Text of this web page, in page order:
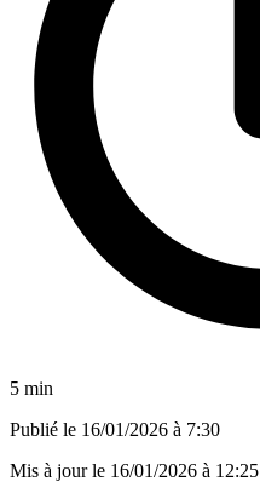
5 min
Publié le 16/01/2026 à 7:30
Mis à jour le 16/01/2026 à 12:25